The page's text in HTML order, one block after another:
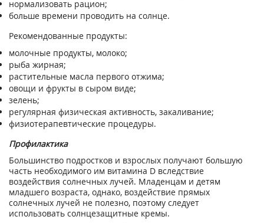
нормализовать рацион;
больше времени проводить на солнце.
Рекомендованные продукты:
молочные продукты, молоко;
рыба жирная;
растительные масла первого отжима;
овощи и фрукты в сыром виде;
зелень;
регулярная физическая активность, закаливание;
физиотерапевтические процедуры.
Профилактика
Большинство подростков и взрослых получают большую
часть необходимого им витамина D вследствие
воздействия солнечных лучей. Младенцам и детям
младшего возраста, однако, воздействие прямых
солнечных лучей не полезно, поэтому следует
использовать солнцезащитные кремы.